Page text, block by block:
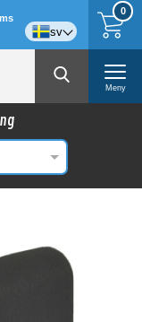
0
sv
Meny
kan intressera